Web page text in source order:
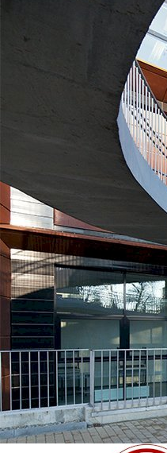
Техніко-Мистецька